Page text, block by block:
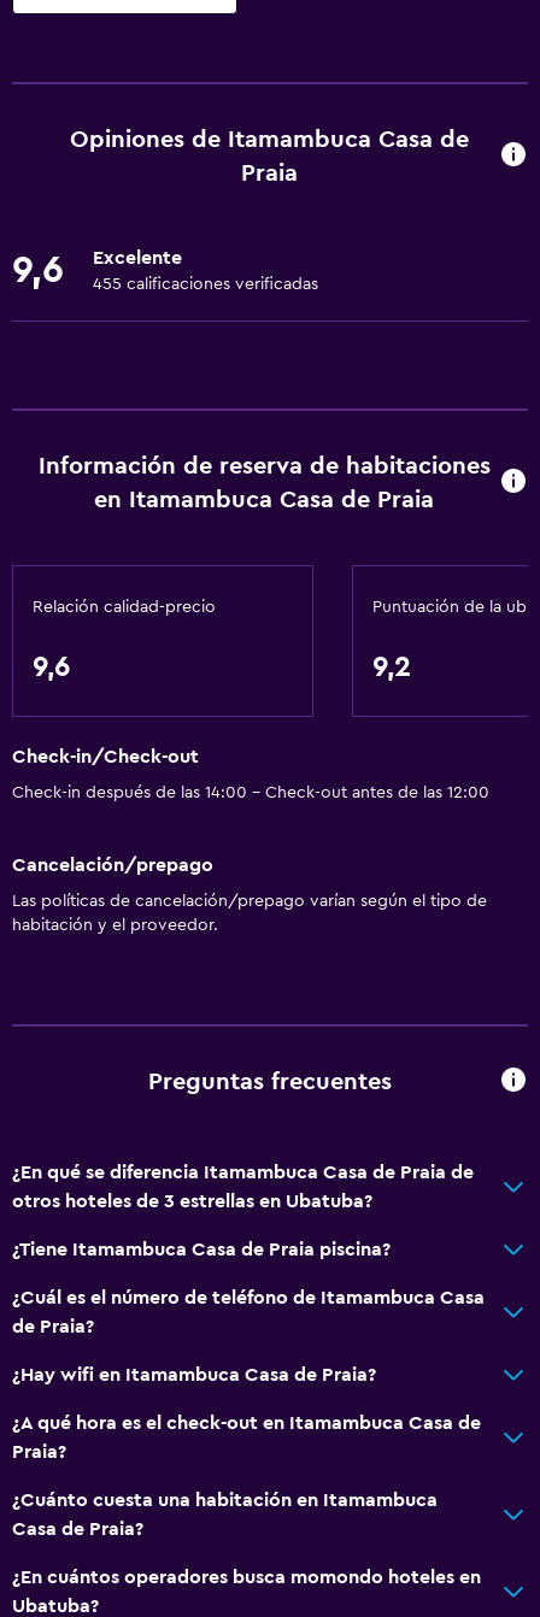
Wifi gratis
Wifi disponible en todas las instalaciones
Ventilador
Extinguidor
Terraza/patio
Sillas de playa
Jardín
Baño
Aseo
Papel higiénico
Ducha
Sistema de entretenimiento
TV
Estacionamiento y transporte
Estacionamiento privado
Áreas designadas para fumadores
Salud y seguridad
Limpieza diaria
Botiquín de primeros auxilios
Lavandería
Opiniones de Itamambuca Casa de
Praia
9,6 Excelente
455 calificaciones verificadas
Información de reserva de habitaciones
en Itamambuca Casa de Praia
Relación calidad-precio
9,6
Puntuación de la
9,2
Check-in/Check-out
Check-in después de las 14:00 - Check-out antes de las 12:00
Cancelación/prepago
Las políticas de cancelación/prepago varían según el tipo de
habitación y el proveedor.
Preguntas frecuentes
¿En qué se diferencia Itamambuca Casa de Praia de
otros hoteles de 3 estrellas en Ubatuba?
¿Tiene Itamambuca Casa de Praia piscina?
¿Cuál es el número de teléfono de Itamambuca Casa
de Praia?
¿Hay wifi en Itamambuca Casa de Praia?
¿A qué hora es el check-out en Itamambuca Casa de
Praia?
¿Cuánto cuesta una habitación en Itamambuca
Casa de Praia?
¿En cuántos operadores busca momondo hoteles en
Ubatuba?